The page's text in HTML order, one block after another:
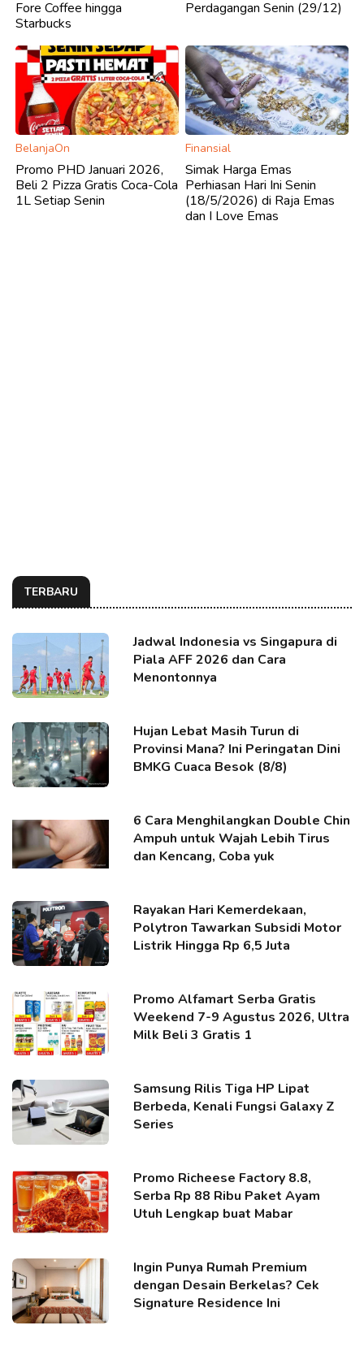
Fore Coffee hingga
Starbucks
Perdagangan Senin (29/12)
BelanjaOn
Promo PHD Januari 2026,
Beli 2 Pizza Gratis Coca-Cola
1L Setiap Senin
Finansial
Simak Harga Emas
Perhiasan Hari Ini Senin
(18/5/2026) di Raja Emas
dan I Love Emas
TERBARU
Jadwal Indonesia vs Singapura di
Piala AFF 2026 dan Cara
Menontonnya
Hujan Lebat Masih Turun di
Provinsi Mana? Ini Peringatan Dini
BMKG Cuaca Besok (8/8)
6 Cara Menghilangkan Double Chin
Ampuh untuk Wajah Lebih Tirus
dan Kencang, Coba yuk
Rayakan Hari Kemerdekaan,
Polytron Tawarkan Subsidi Motor
Listrik Hingga Rp 6,5 Juta
Promo Alfamart Serba Gratis
Weekend 7-9 Agustus 2026, Ultra
Milk Beli 3 Gratis 1
Samsung Rilis Tiga HP Lipat
Berbeda, Kenali Fungsi Galaxy Z
Series
Promo Richeese Factory 8.8,
Serba Rp 88 Ribu Paket Ayam
Utuh Lengkap buat Mabar
Ingin Punya Rumah Premium
dengan Desain Berkelas? Cek
Signature Residence Ini